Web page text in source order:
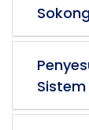
Sistem